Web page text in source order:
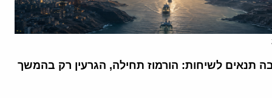
תנאים לשיחות: הורמוז תחילה, הגרעין רק בהמשך